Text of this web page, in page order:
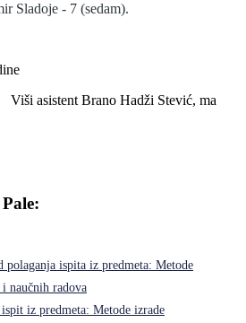
Sladoje - 7 (sedam).
Viši asistent Brano Hadži Stević, ma
polaganja ispita iz predmeta: Metode
naučnih radova
iz predmeta: Metode izrade